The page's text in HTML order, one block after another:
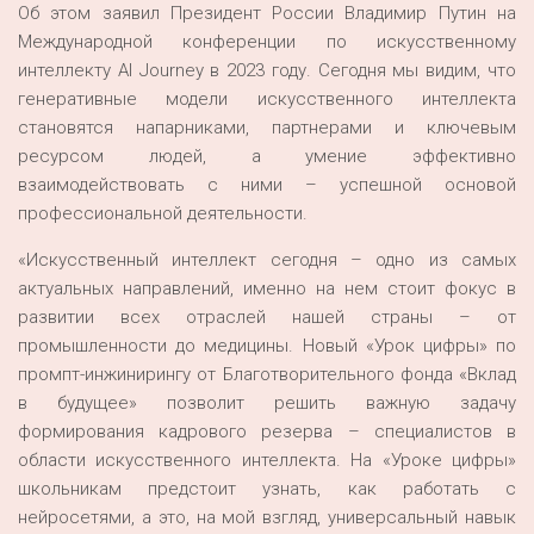
Об этом заявил Президент России Владимир Путин на
Международной конференции по искусственному
интеллекту AI Journey в 2023 году. Сегодня мы видим, что
генеративные модели искусственного интеллекта
становятся напарниками, партнерами и ключевым
ресурсом людей, а умение эффективно
взаимодействовать с ними – успешной основой
профессиональной деятельности.
«Искусственный интеллект сегодня – одно из самых
актуальных направлений, именно на нем стоит фокус в
развитии всех отраслей нашей страны – от
промышленности до медицины. Новый «Урок цифры» по
промпт-инжинирингу от Благотворительного фонда «Вклад
в будущее» позволит решить важную задачу
формирования кадрового резерва – специалистов в
области искусственного интеллекта. На «Уроке цифры»
школьникам предстоит узнать, как работать с
нейросетями, а это, на мой взгляд, универсальный навык